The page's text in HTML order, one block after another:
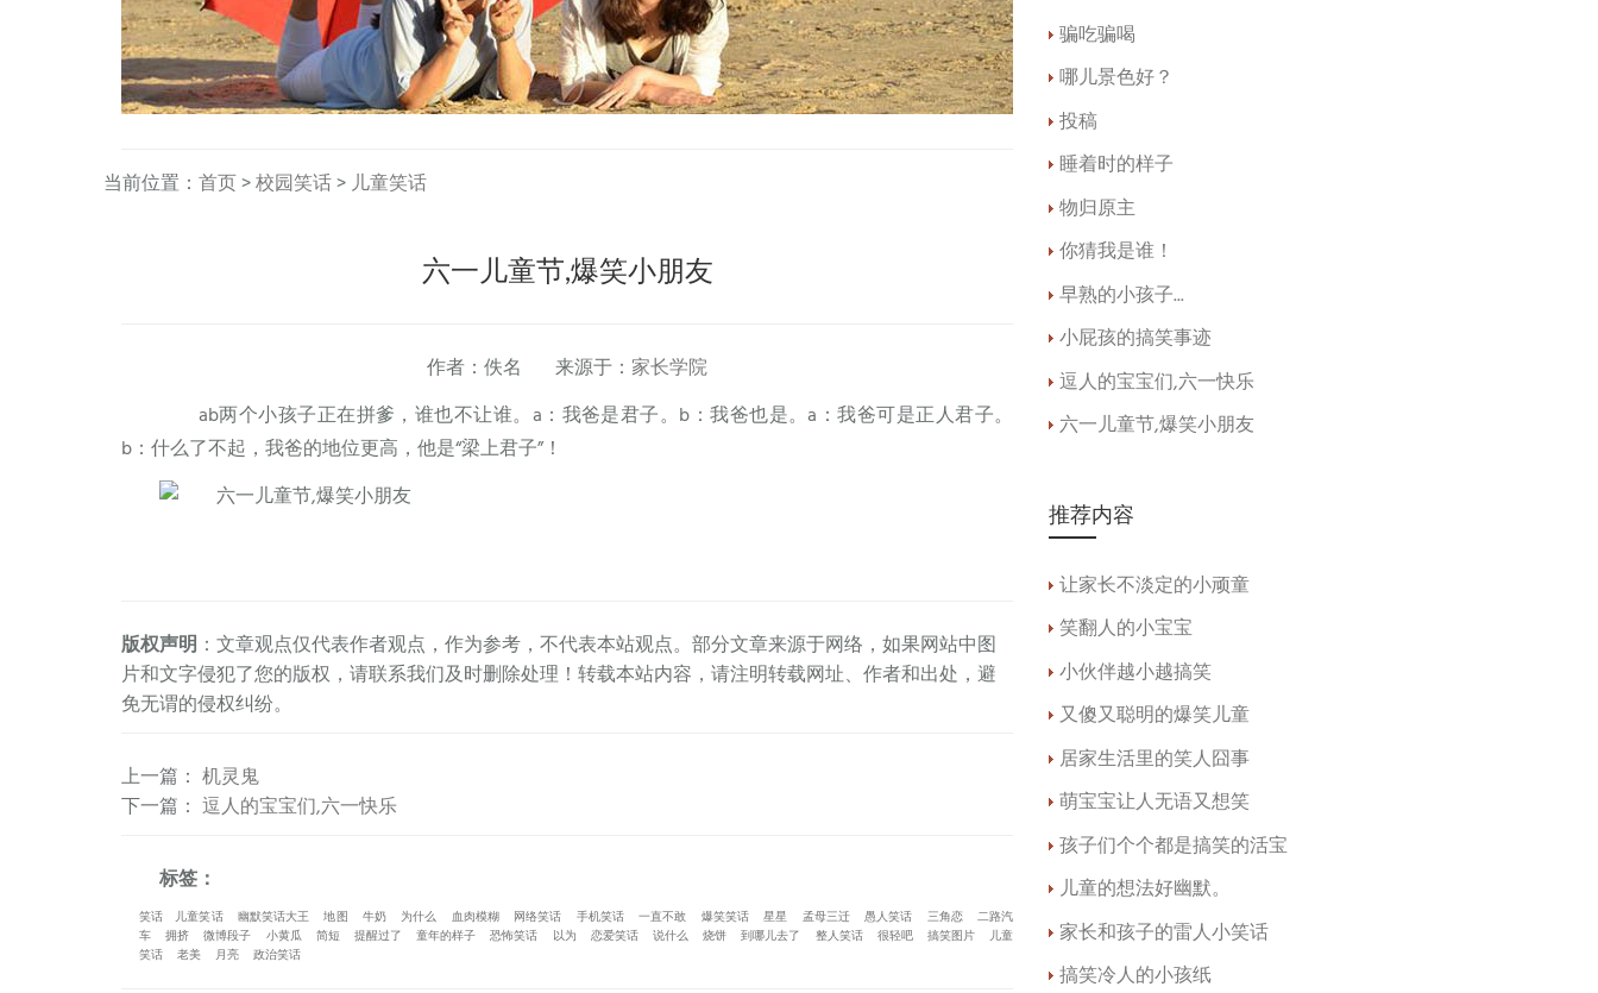
当前位置： 首页>校园笑话>儿童笑话
六一儿童节,爆笑小朋友
作者：佚名 来源于： 家长学院
ab两个小孩子正在拼爹，谁也不让谁。a：我爸是君子。b：我爸也是。a：我爸可是正人君子。
b：什么了不起，我爸的地位更高，他是“梁上君子”！
版权声明 ：文章观点仅代表作者观点，作为参考，不代表本站观点。部分文章来源于网络，如果网站中图
片和文字侵犯了您的版权，请联系我们及时删除处理！转载本站内容，请注明转载网址、作者和出处，避
免无谓的侵权纠纷。
上一篇 ： 机灵鬼
下一篇 ： 逗人的宝宝们,六一快乐
标签：
笑话 儿童笑话 幽默笑话大王 地图 牛奶 为什么 血肉模糊 网络笑话 手机笑话 一直不敢 爆笑笑话 星星 孟母三迁 愚人笑话 三角恋
二路汽
车
拥挤 微博段子 小黄瓜 简短 提醒过了 童年的样子 恐怖笑话 以为 恋爱笑话 说什么 烧饼 到哪儿去了 整人笑话 很轻吧 搞笑图片
儿童
笑话
老美 月亮 政治笑话
骗吃骗喝
哪儿景色好？
投稿
睡着时的样子
物归原主
你猜我是谁！
早熟的小孩子...
小屁孩的搞笑事迹
逗人的宝宝们,六一快乐
六一儿童节,爆笑小朋友
推荐内容
让家长不淡定的小顽童
笑翻人的小宝宝
小伙伴越小越搞笑
又傻又聪明的爆笑儿童
居家生活里的笑人囧事
萌宝宝让人无语又想笑
孩子们个个都是搞笑的活宝
儿童的想法好幽默。
家长和孩子的雷人小笑话
搞笑冷人的小孩纸